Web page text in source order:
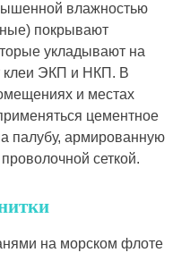
влажностью
покрывают
укладывают на
клеи ЭКП и НКП. В
и местах
цементное
палубу, армированную
сеткой.
на морском флоте